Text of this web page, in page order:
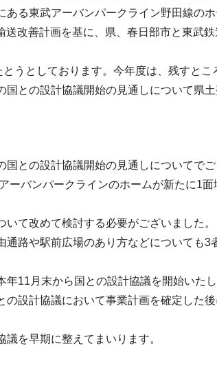
る東武アーバンパークライン野田線の
改善計画を基に、県、春日部市と東武
うとしております。今年度は、残すとこ
との設計協議開始の見通しについて県
との設計協議開始の見通しについてでご
ーバンパークラインのホームが新たに1
て改めて検討する必要がございました。
路や駅前広場のあり方などについても3
11月末から国との設計協議を開始いたし
設計協議において事業計画を確定した
を早期に整えてまいります。